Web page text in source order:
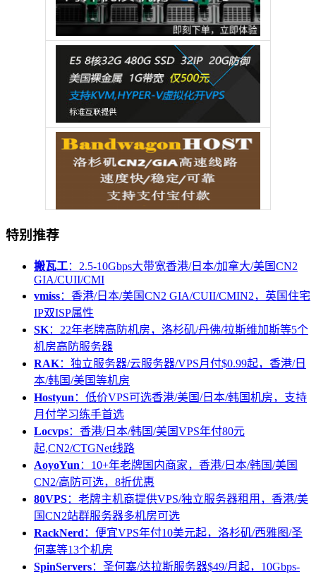
特别推荐
搬瓦工：2.5-10Gbps大带宽香港/日本/加拿大/美国CN2
GIA/CUII/CMI
vmiss：香港/日本/美国CN2 GIA/CUII/CMIN2，英国住宅
IP双ISP属性
SK：22年老牌高防机房，洛杉矶/丹佛/拉斯维加斯等5个
机房高防服务器
RAK：独立服务器/云服务器/VPS月付$0.99起，香港/日
本/韩国/美国等机房
Hostyun ：低价VPS可选香港/美国/日本/韩国机房，支持
月付学习练手首选
Locvps：香港/日本/韩国/美国VPS年付80元
起,CN2/CTGNet线路
AoyoYun ：10+年老牌国内商家，香港/日本/韩国/美国
CN2/高防可选，8折优惠
80VPS：老牌主机商提供VPS/独立服务器租用，香港/美
国CN2站群服务器多机房可选
RackNerd ：便宜VPS年付10美元起，洛杉矶/西雅图/圣
何塞等13个机房
SpinServers：圣何塞/达拉斯服务器$49/月起，10Gbps-